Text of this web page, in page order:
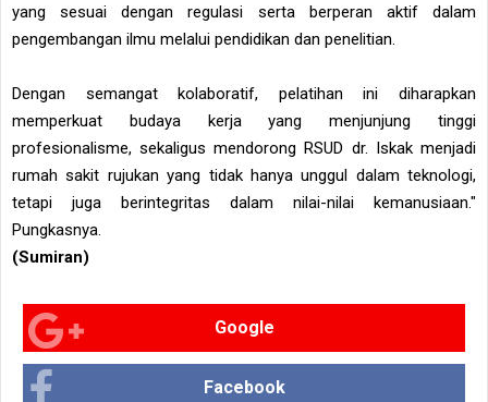
yang sesuai dengan regulasi serta berperan aktif dalam
pengembangan ilmu melalui pendidikan dan penelitian.
Dengan semangat kolaboratif, pelatihan ini diharapkan
memperkuat budaya kerja yang menjunjung tinggi
profesionalisme, sekaligus mendorong RSUD dr. Iskak menjadi
rumah sakit rujukan yang tidak hanya unggul dalam teknologi,
tetapi juga berintegritas dalam nilai-nilai kemanusiaan."
Pungkasnya.
(Sumiran)
Google
Facebook